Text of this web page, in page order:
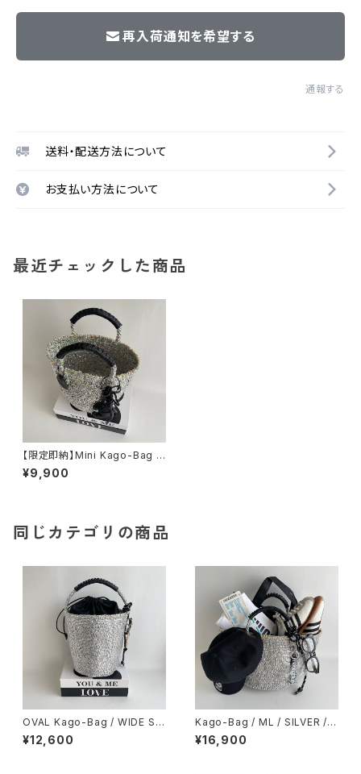
再入荷通知を希望する
通報する
送料・配送方法について
お支払い方法について
最近チェックした商品
【限定即納】Mini Kago-Bag /
croissant Charm
¥9,900
同じカテゴリの商品
OVAL Kago-Bag / WIDE SIZ
E / スマイルチャーム＆巾着ポー
チ付
¥12,600
Kago-Bag / ML / SILVER /
ロゴチャーム＆保冷温エコバッ
グ付き
¥16,900